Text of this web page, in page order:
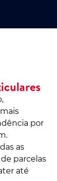
por
as
parcelas
até